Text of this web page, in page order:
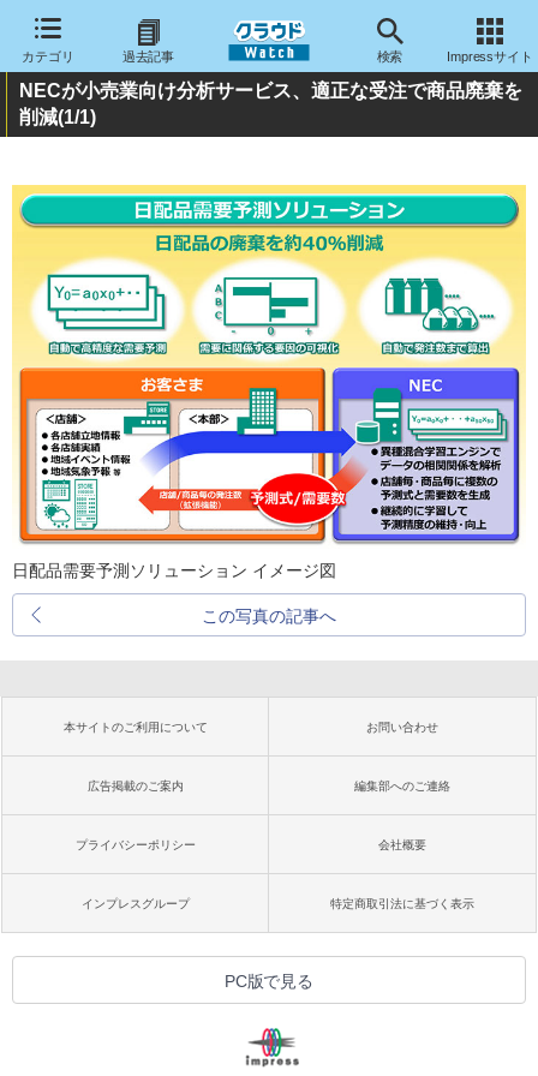
カテゴリ 過去記事 検索 Impressサイト
NECが小売業向け分析サービス、適正な受注で商品廃棄を
削減(1/1)
日配品需要予測ソリューション イメージ図
この写真の記事へ
本サイトのご利用について お問い合わせ
広告掲載のご案内 編集部へのご連絡
プライバシーポリシー 会社概要
インプレスグループ 特定商取引法に基づく表示
PC版で見る